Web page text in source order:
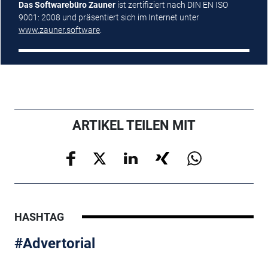
Das Softwarebüro Zauner ist zertifiziert nach DIN EN ISO
9001: 2008 und präsentiert sich im Internet unter
www.zauner.software.
ARTIKEL TEILEN MIT
HASHTAG
#Advertorial